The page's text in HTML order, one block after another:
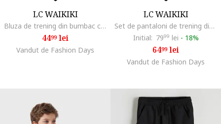
LC WAIKIKI
Bluza de trening din bumbac cu imprimeu, Gri inchis
4499lei
Vandut de Fashion Days
LC WAIKIKI
Set de pantaloni de trening din amestec de bumbac - 2 piese, Maro inchis/Crem
Initial: 7999 lei - 18%
6499lei
Vandut de Fashion Days